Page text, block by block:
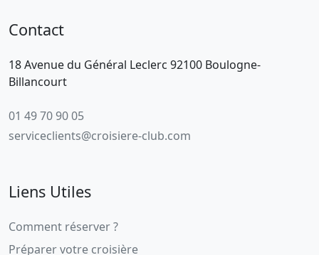
Contact
18 Avenue du Général Leclerc 92100 Boulogne-
Billancourt
01 49 70 90 05
serviceclients@croisiere-club.com
Liens Utiles
Comment réserver ?
Préparer votre croisière